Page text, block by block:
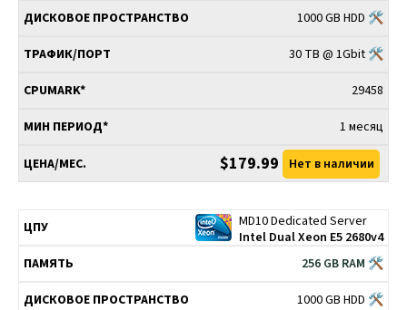
1000 GB HDD 🛠
30 TB @ 1Gbit 🛠
29458
1 месяц
$179.99 Нет в наличии
MD10 Dedicated Server
Intel Dual Xeon E5 2680v4
256 GB RAM 🛠
1000 GB HDD 🛠